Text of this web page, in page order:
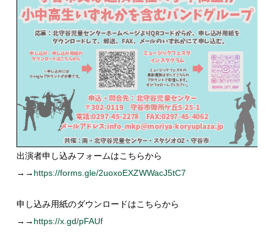
出演者申し込みフォームはこちらから
→→ https://forms.gle/2uoxoEXZWWacJ5tC7
申し込み用紙のダウンロードはこちらから
→→ https://x.gd/pFAUf